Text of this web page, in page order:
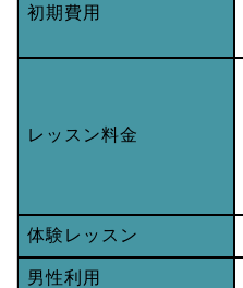
初期費用
レッスン料金
体験レッスン
男性利用